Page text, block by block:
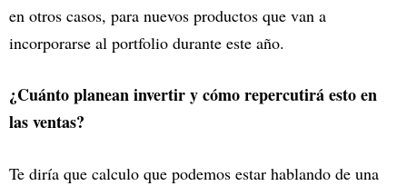
en otros casos, para nuevos productos que van a
incorporarse al portfolio durante este año.
¿Cuánto planean invertir y cómo repercutirá esto en
las ventas?
Te diría que calculo que podemos estar hablando de una